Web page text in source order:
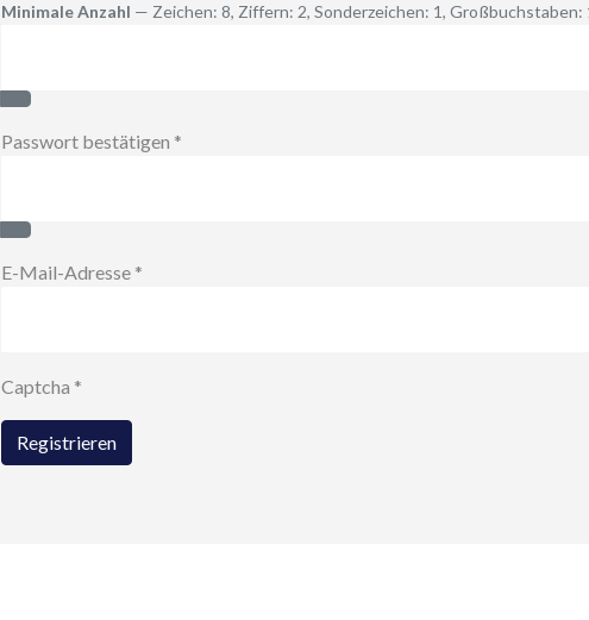
Minimale Anzahl — Zeichen: 8, Ziffern: 2, Sonderzeichen: 1, Großbuchstaben:
Passwort anzeigen
Passwort bestätigen *
Passwort anzeigen
E-Mail-Adresse *
Captcha *
Registrieren